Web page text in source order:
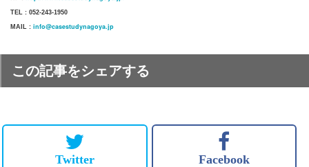
TEL : 052-243-1950
MAIL : info@casestudynagoya.jp
この記事をシェアする
Twitter Facebook